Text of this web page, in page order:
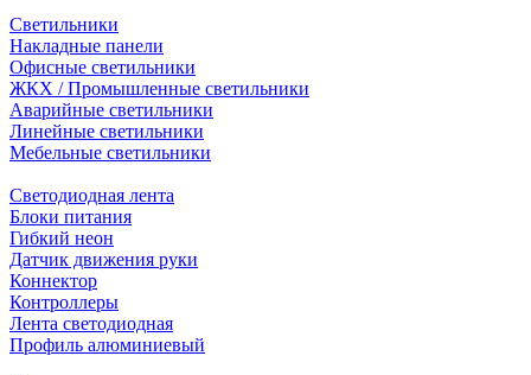
Светильники
Накладные панели
Офисные светильники
ЖКХ / Промышленные светильники
Аварийные светильники
Линейные светильники
Мебельные светильники
Светодиодная лента
Блоки питания
Гибкий неон
Датчик движения руки
Коннектор
Контроллеры
Лента светодиодная
Профиль алюминиевый